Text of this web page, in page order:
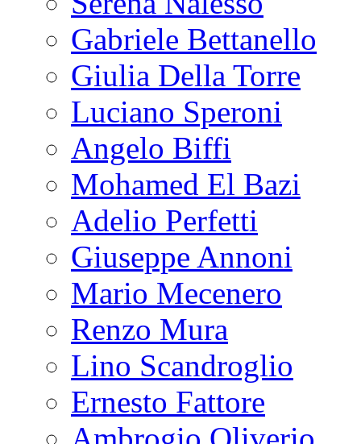
Gabriele Bettanello
Giulia Della Torre
Luciano Speroni
Angelo Biffi
Mohamed El Bazi
Adelio Perfetti
Giuseppe Annoni
Mario Mecenero
Renzo Mura
Lino Scandroglio
Ernesto Fattore